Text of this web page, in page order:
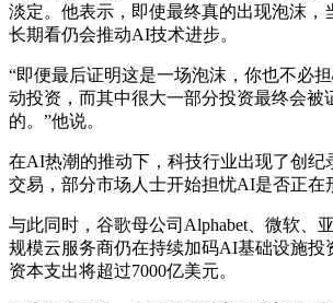
淡定。他表示，即使最终真的出现泡沫，
长期看仍会推动AI技术进步。
“即便最后证明这是一场泡沫，你也不必
动投资，而其中很大一部分投资最终会被
的。”他说。
在AI热潮的推动下，科技行业出现了创纪
交易，部分市场人士开始担忧AI是否正在
与此同时，谷歌母公司Alphabet、微软、
规模云服务商仍在持续加码AI基础设施投
资本支出将超过7000亿美元。